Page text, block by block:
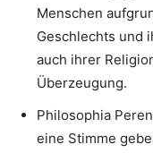
Menschen
Geschlechts und
auch ihrer
Überzeugung.
Philosophia
eine Stimme